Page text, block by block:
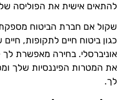
להתאים אישית את הפוליסה
שקול אם חברת הביטוח מספקת
כגון ביטוח חיים לתקופות,
אוניברסלי. בחירה מאפשרת
את המטרות הפיננסיות שלך
לך.